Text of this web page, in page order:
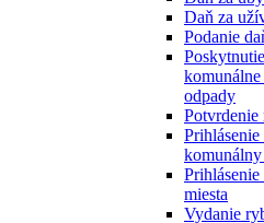
Daň za
Podanie
komunálne
odpady
Potvrdenie
komunálny
miesta
Vydanie